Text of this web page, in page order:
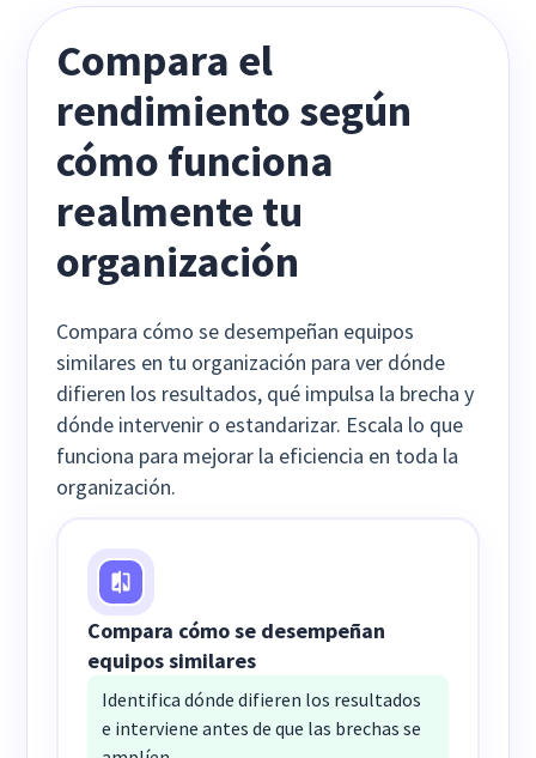
Compara el
rendimiento según
cómo funciona
realmente tu
organización
Compara cómo se desempeñan equipos
similares en tu organización para ver dónde
difieren los resultados, qué impulsa la brecha y
dónde intervenir o estandarizar. Escala lo que
funciona para mejorar la eficiencia en toda la
organización.
Compara cómo se desempeñan
equipos similares
Identifica dónde difieren los resultados
e interviene antes de que las brechas se